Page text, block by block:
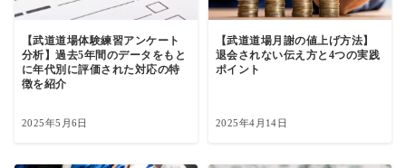
【武道道場体験練習アンケート
分析】過去5年間のデータをもと
に年代別に評価された対応の特
徴を紹介
2025年5月6日
【武道道場月謝の値上げ方法】
退会されない伝え方と4つの実践
ポイント
2025年4月14日